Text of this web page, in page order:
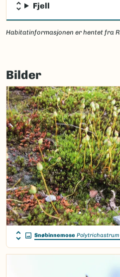
Fjell
Habitatinformasjonen er hentet fra
Bilder
Snøbinnemose